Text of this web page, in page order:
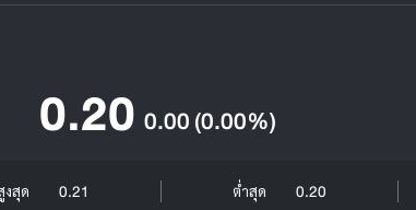
0.20 0.00(0.00%)
งสุด 0.21 ต่ำสุด 0.20